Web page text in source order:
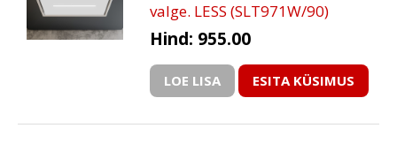
valge. LESS (SLT971W/90)
Hind: 955.00
LOE LISA ESITA KÜSIMUS